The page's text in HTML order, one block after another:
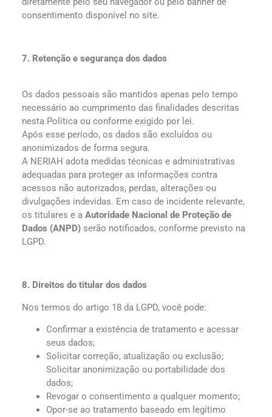
consentimento disponível no site.
7. Retenção e segurança dos dados
Os dados pessoais são mantidos apenas pelo tempo
necessário ao cumprimento das finalidades descritas
nesta Política ou conforme exigido por lei.
Após esse período, os dados são excluídos ou
anonimizados de forma segura.
A NERIAH adota medidas técnicas e administrativas
adequadas para proteger as informações contra
acessos não autorizados, perdas, alterações ou
divulgações indevidas. Em caso de incidente relevante,
os titulares e a Autoridade Nacional de Proteção de
Dados (ANPD) serão notificados, conforme previsto na
LGPD.
8. Direitos do titular dos dados
Nos termos do artigo 18 da LGPD, você pode:
Confirmar a existência de tratamento e acessar
seus dados;
Solicitar correção, atualização ou exclusão;
Solicitar anonimização ou portabilidade dos
dados;
Revogar o consentimento a qualquer momento;
Opor-se ao tratamento baseado em legítimo